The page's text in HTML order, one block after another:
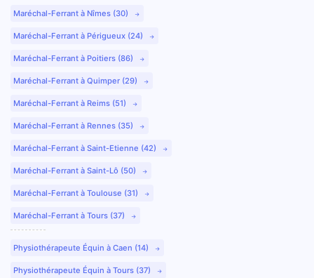
Maréchal-Ferrant à Nîmes (30)
Maréchal-Ferrant à Périgueux (24)
Maréchal-Ferrant à Poitiers (86)
Maréchal-Ferrant à Quimper (29)
Maréchal-Ferrant à Reims (51)
Maréchal-Ferrant à Rennes (35)
Maréchal-Ferrant à Saint-Etienne (42)
Maréchal-Ferrant à Saint-Lô (50)
Maréchal-Ferrant à Toulouse (31)
Maréchal-Ferrant à Tours (37)
Physiothérapeute Équin à Caen (14)
Physiothérapeute Équin à Tours (37)